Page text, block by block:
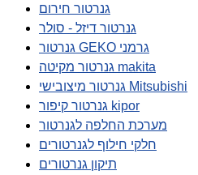
גנרטור חירום
גנרטור דיזל - סולר
גנרטור GEKO גרמני
גנרטור מקיטה makita
גנרטור מיצובישי Mitsubishi
גנרטור קיפור kipor
מערכת החלפה לגנרטור
חלקי חילוף לגנרטורים
תיקון גנרטורים